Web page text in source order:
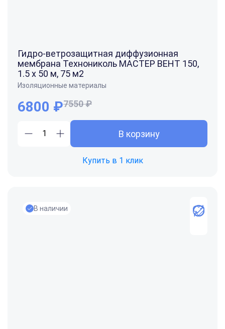
Гидро-ветрозащитная диффузионная
мембрана Технониколь МАСТЕР ВЕНТ 150,
1.5 x 50 м, 75 м2
Изоляционные материалы
6800 ₽7550 ₽
В корзину
Купить в 1 клик
В наличии